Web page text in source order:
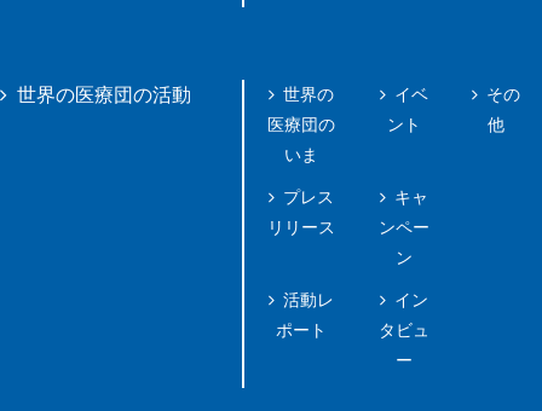
世界の医療団の活動
世界の
医療団の
いま
プレス
リリース
活動レ
ポート
イベ
ント
キャ
ンペー
ン
イン
タビュ
ー
その
他